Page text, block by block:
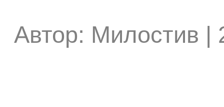
Автор: Милостив |